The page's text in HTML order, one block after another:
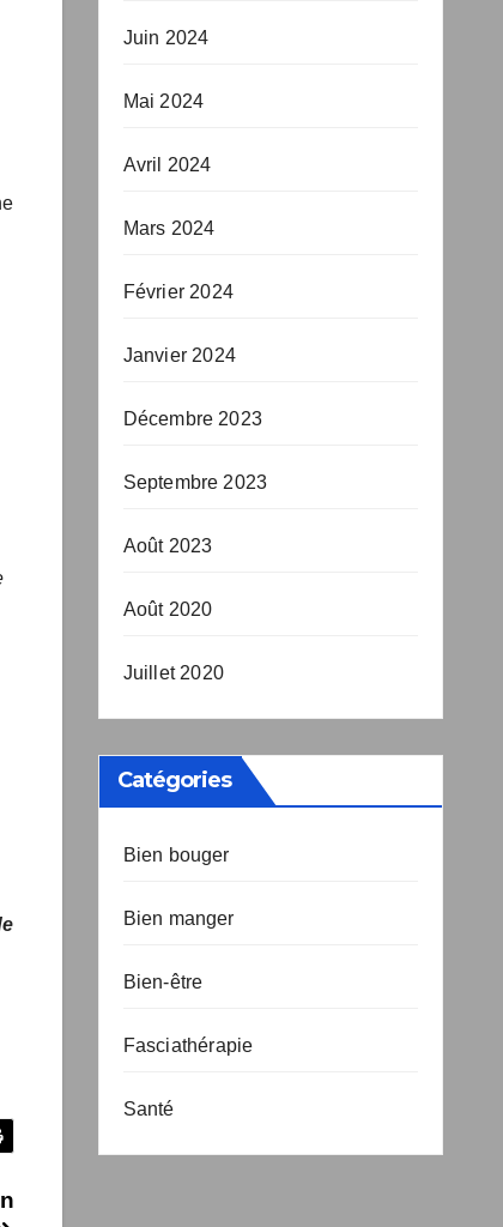
Juin 2024
Mai 2024
Avril 2024
Mars 2024
Février 2024
Janvier 2024
Décembre 2023
Septembre 2023
Août 2023
Août 2020
Juillet 2020
Catégories
Bien bouger
Bien manger
Bien-être
Fasciathérapie
Santé